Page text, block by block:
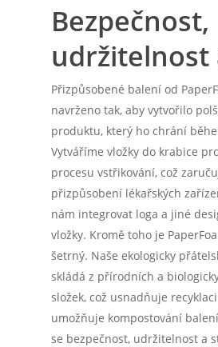
Bezpečnost,
udržitelnost
Přizpůsobené balení od
navrženo tak, aby vytvořilo
produktu, který ho chrání
Vytváříme vložky do krabice
procesu vstřikování, což
přizpůsobení lékařských
nám integrovat loga a jiné
vložky. Kromě toho je
šetrný. Naše ekologicky
skládá z přírodních a
složek, což usnadňuje
umožňuje kompostování
se bezpečnost, udržitelnost a